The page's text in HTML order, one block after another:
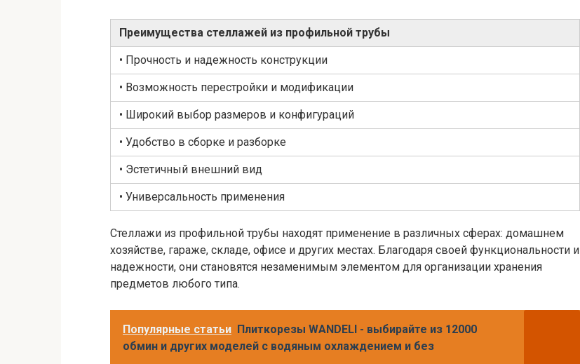
Преимущества стеллажей из профильной трубы
• Прочность и надежность конструкции
• Возможность перестройки и модификации
• Широкий выбор размеров и конфигураций
• Удобство в сборке и разборке
• Эстетичный внешний вид
• Универсальность применения
Стеллажи из профильной трубы находят применение в различных сферах: домашнем
хозяйстве, гараже, складе, офисе и других местах. Благодаря своей функциональности и
надежности, они становятся незаменимым элементом для организации хранения
предметов любого типа.
Популярные статьи Плиткорезы WANDELI - выбирайте из 12000
обмин и других моделей с водяным охлаждением и без